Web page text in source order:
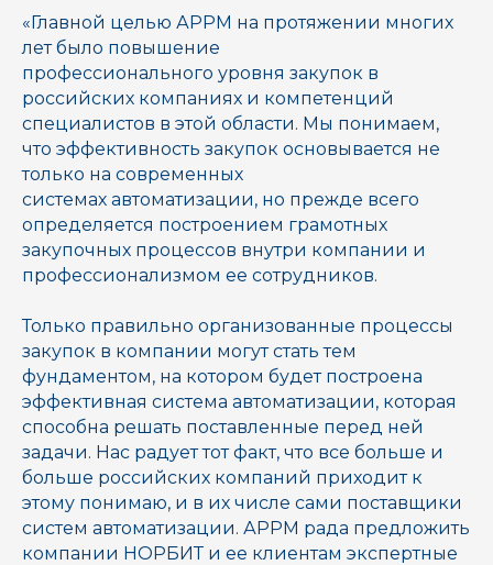
«Главной целью АРРМ на протяжении многих
лет было повышение
профессионального уровня закупок в
российских компаниях и компетенций
специалистов в этой области. Мы понимаем,
что эффективность закупок основывается не
только на современных
системах автоматизации, но прежде всего
определяется построением грамотных
закупочных процессов внутри компании и
профессионализмом ее сотрудников.
Только правильно организованные процессы
закупок в компании могут стать тем
фундаментом, на котором будет построена
эффективная система автоматизации, которая
способна решать поставленные перед ней
задачи. Нас радует тот факт, что все больше и
больше российских компаний приходит к
этому понимаю, и в их числе сами поставщики
систем автоматизации. АРРМ рада предложить
компании НОРБИТ и ее клиентам экспертные